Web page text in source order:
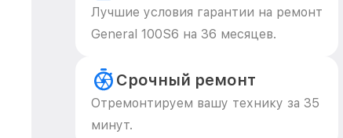
Лучшие условия гарантии на ремонт
General 100S6 на 36 месяцев.
Срочный ремонт
Отремонтируем вашу технику за 35
минут.